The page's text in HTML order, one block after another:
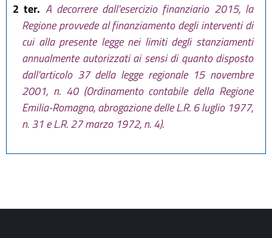
2 ter. A decorrere dall'esercizio finanziario 2015, la
Regione provvede al finanziamento degli interventi di
cui alla presente legge nei limiti degli stanziamenti
annualmente autorizzati ai sensi di quanto disposto
dall'articolo 37 della legge regionale 15 novembre
2001, n. 40 (Ordinamento contabile della Regione
Emilia-Romagna, abrogazione delle L.R. 6 luglio 1977,
n. 31 e L.R. 27 marzo 1972, n. 4).